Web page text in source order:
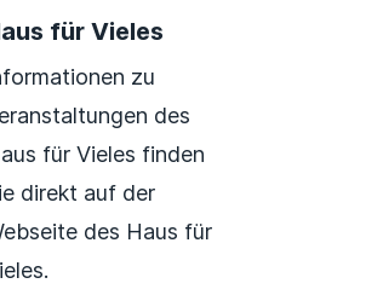
für Vieles
zu
des
für Vieles finden
direkt auf der
des Haus für